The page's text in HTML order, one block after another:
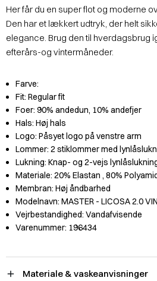
Her får du en super flot og moderne
Den har et lækkert udtryk, der helt
elegance. Brug den til hverdagsbrug
efterårs-og vintermåneder.
Farve:
Fit: Regular fit
Foer: 90% andedun, 10% andefjer
Hals: Høj hals
Logo: Påsyet logo på venstre arm
Lommer: 2 stiklommer med
Lukning: Knap- og 2-vejs
Materiale: 20% Elastan , 80%
Membran: Høj åndbarhed
Modelnavn: MASTER - LICOSA 2.0
Vejrbestandighed: Vandafvisende
Varenummer: 196434
Materiale & vaskeanvisninger